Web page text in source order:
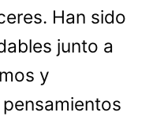
Han sido
junto a
y